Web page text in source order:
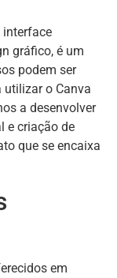
interface
gráfico, é um
podem ser
utilizar o Canva
a desenvolver
e criação de
que se encaixa
em